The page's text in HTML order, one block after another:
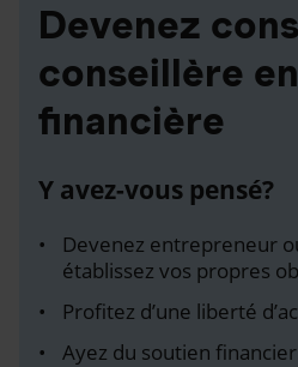
Devenez
conseillère
financière
Y avez-vous pensé?
Devenez entrepreneur
établissez vos propres
Profitez d’une liberté
Ayez du soutien